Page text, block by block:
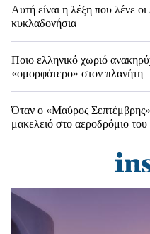
Αυτή είναι η λέξη που λένε
κυκλαδονήσια
Ποιο ελληνικό χωριό
«ομορφότερο» στον πλανήτη
Όταν ο «Μαύρος
μακελειό στο αεροδρόμιο